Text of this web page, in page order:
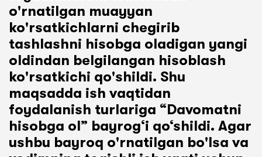
o'rnatilgan muayyan
ko'rsatkichlarni chegirib
tashlashni hisobga oladigan yangi
oldindan belgilangan hisoblash
ko'rsatkichi qo'shildi. Shu
maqsadda ish vaqtidan
foydalanish turlariga “Davomatni
hisobga ol” bayrog‘i qo‘shildi. Agar
ushbu bayroq o'rnatilgan bo'lsa va